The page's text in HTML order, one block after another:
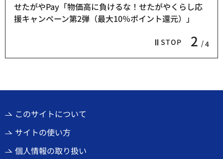
STOP 2 4
せたがやPay「物価高に負けるな！せたがやくらし応
援キャンペーン第2弾（最大10％ポイント還元）」
このサイトについて
サイトの使い方
個人情報の取り扱い